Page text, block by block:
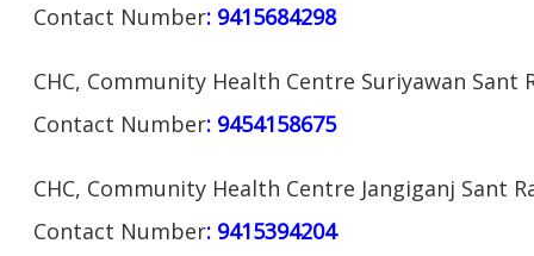
Contact Number: 9415684298
CHC, Community Health Centre Suriyawan Sant
Contact Number: 9454158675
CHC, Community Health Centre Jangiganj Sant
Contact Number: 9415394204